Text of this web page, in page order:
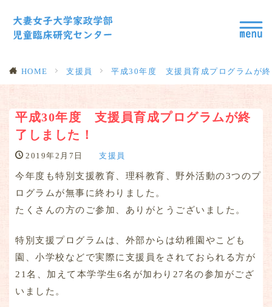
HOME 支援員 平成30年度 支援員育成プログラムが終
平成30年度 支援員育成プログラムが終
了しました！
2019年2月7日 支援員
今年度も特別支援教育、理科教育、野外活動の3つのプ
ログラムが無事に終わりました。
たくさんの方のご参加、ありがとうございました。
特別支援プログラムは、外部からは幼稚園やこども
園、小学校などで実際に支援員をされておられる方が
21名、加えて本学学生6名が加わり27名の参加がござ
いました。